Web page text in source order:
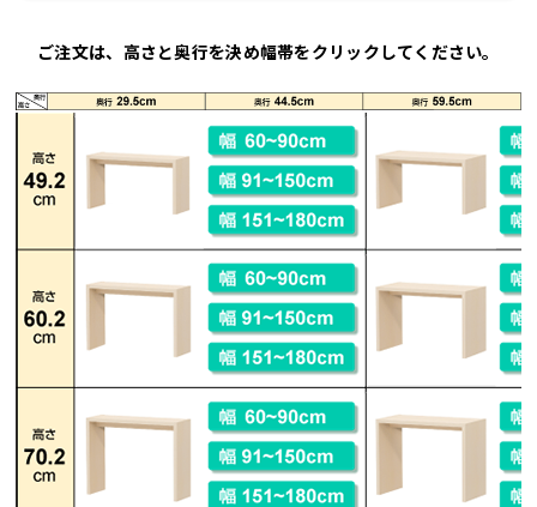
ご注文は、高さと奥行を決め幅帯をクリックしてください。